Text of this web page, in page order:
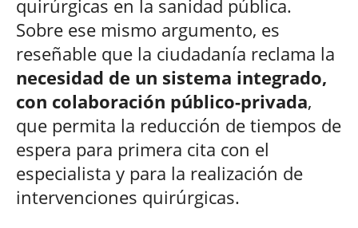
quirúrgicas en la sanidad pública.
Sobre ese mismo argumento, es
reseñable que la ciudadanía reclama la
necesidad de un sistema integrado,
con colaboración público-privada,
que permita la reducción de tiempos de
espera para primera cita con el
especialista y para la realización de
intervenciones quirúrgicas.